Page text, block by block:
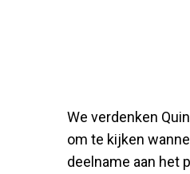
We verdenken
om te kijken
deelname aan het